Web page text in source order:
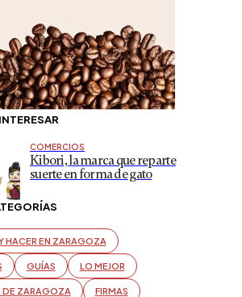
COMERCIOS
Kibori, la marca que reparte
suerte en forma de gato
HACER EN ZARAGOZA
GUÍAS LO MEJOR
DE ZARAGOZA FIRMAS